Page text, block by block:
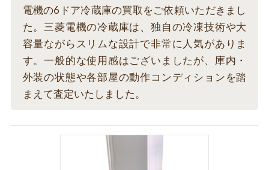
電機の6ドア冷蔵庫の買取をご依頼いただきまし
た。三菱電機の冷蔵庫は、独自の冷凍技術や大
容量ながらスリムな設計で非常に人気がありま
す。一般的な使用感はございましたが、庫内・
外装の状態や各部屋の動作コンディションを踏
まえて査定いたしました。